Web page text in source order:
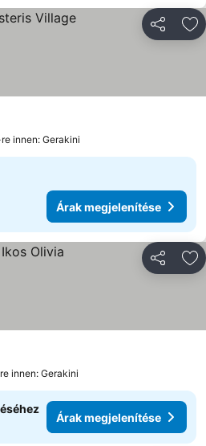
innen: Gerakini
Árak megjelenítése
innen: Gerakini
Árak megjelenítése